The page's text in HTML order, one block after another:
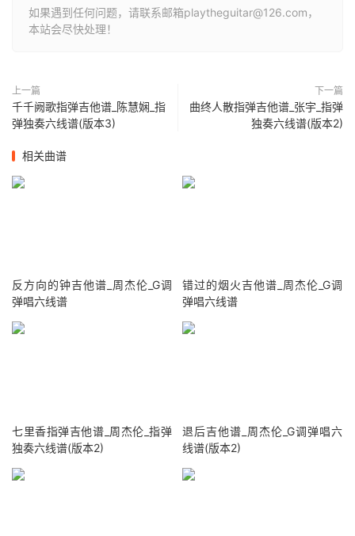
如果遇到任何问题，请联系邮箱playtheguitar@126.com，
本站会尽快处理！
上一篇
千千阙歌指弹吉他谱_陈慧娴_指
弹独奏六线谱(版本3)
下一篇
曲终人散指弹吉他谱_张宇_指弹
独奏六线谱(版本2)
相关曲谱
反方向的钟吉他谱_周杰伦_G调
弹唱六线谱
错过的烟火吉他谱_周杰伦_G调
弹唱六线谱
七里香指弹吉他谱_周杰伦_指弹
独奏六线谱(版本2)
退后吉他谱_周杰伦_G调弹唱六
线谱(版本2)